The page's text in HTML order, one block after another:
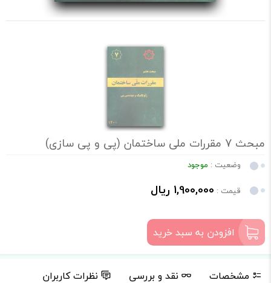
مبحث 7 مقررات ملی ساختمان (پی و پی سازی)
وضعیت : موجود
قیمت : 1,900,000 ریال
افزودن به سبد خرید
مشخصات نقد و بررسی نظرات کاربران